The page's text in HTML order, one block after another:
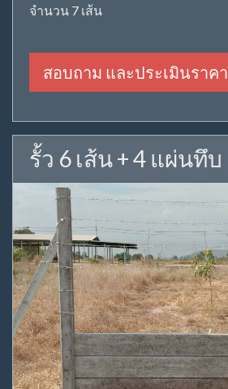
จำนวน 7 เส้น
สอบถาม และประเมินราคา
รั้ว 6 เส้น + 4 แผ่นทึบ